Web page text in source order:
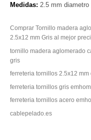
Medidas: 2.5 mm
Comprar Tornillo madera
2.5x12 mm Gris al mejor
tornillo madera aglomerado
gris
ferreteria tornillos 2.5x12 mm
ferreteria tornillos gris
ferreteria tornillos acero
cablepelado.es